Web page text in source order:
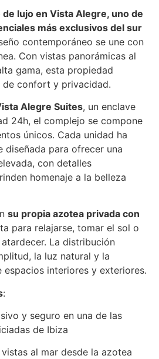
lujo en Vista Alegre, uno de
más exclusivos del sur
contemporáneo se une con
Con vistas panorámicas al
gama, esta propiedad
confort y privacidad.
Alegre Suites, un enclave
24h, el complejo se compone
únicos. Cada unidad ha
diseñada para ofrecer una
con detalles
homenaje a la belleza
su propia azotea privada con
para relajarse, tomar el sol o
La distribución
la luz natural y la
interiores y exteriores.
:
y seguro en una de las
de Ibiza
al mar desde la azotea